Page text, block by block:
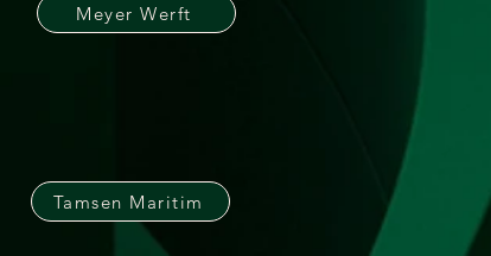
Meyer Werft
Tamsen Maritim